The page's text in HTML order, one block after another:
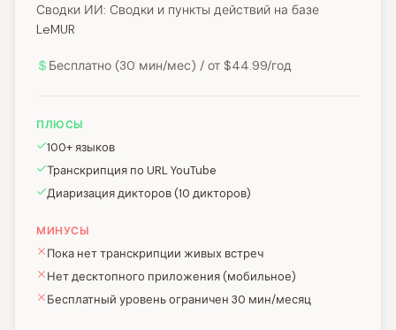
Сводки ИИ: Сводки и пункты действий на базе
LeMUR
Бесплатно (30 мин/мес) / от $44.99/год
ПЛЮСЫ
100+ языков
Транскрипция по URL YouTube
Диаризация дикторов (10 дикторов)
МИНУСЫ
Пока нет транскрипции живых встреч
Нет десктопного приложения (мобильное)
Бесплатный уровень ограничен 30 мин/месяц